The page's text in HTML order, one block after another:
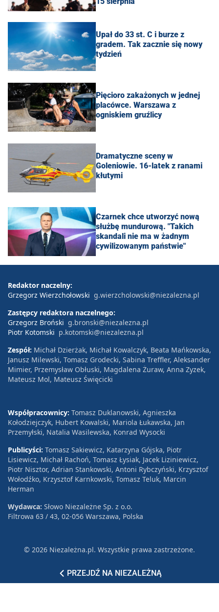
Upał do 33 st. C i burze z
gradem. Tak zacznie się nowy
tydzień
Pięcioro zakażonych w jednej
placówce. Warszawa z
ogniskiem gruźlicy
Dramatyczne sceny w
Goleniowie. 16-latek z ranami
kłutymi
Czarnek chce utworzyć nową
służbę mundurową. "Takich
skandali nie ma w żadnym
cywilizowanym państwie"
PRZEJDŹ NA NIEZALEŻNĄ
Redaktor naczelny:
Grzegorz Wierzchołowski g.wierzcholowski@niezalezna.pl
Zastępcy redaktora naczelnego:
Grzegorz Broński g.bronski@niezalezna.pl
Piotr Kotomski p.kotomski@niezalezna.pl
Zespół: Michał Dzierżak, Michał Kowalczyk, Beata Mańkowska,
Janusz Milewski, Tomasz Grodecki, Sabina Treffler, Aleksander
Mimier, Przemysław Obłuski, Magdalena Żuraw, Anna Zyzek,
Mateusz Mol, Mateusz Święcicki
Współpracownicy: Tomasz Duklanowski, Agnieszka
Kołodziejczyk, Hubert Kowalski, Mariola Łukawska, Jan
Przemyłski, Natalia Wasilewska, Konrad Wysocki
Publicyści: Tomasz Sakiewicz, Katarzyna Gójska, Piotr
Lisiewicz, Michał Rachoń, Tomasz Łysiak, Jacek Liziniewicz,
Piotr Nisztor, Adrian Stankowski, Antoni Rybczyński, Krzysztof
Wołodźko, Krzysztof Karnkowski, Tomasz Teluk, Marcin
Herman
Wydawca: Słowo Niezależne Sp. z o.o.
Filtrowa 63 / 43, 02-056 Warszawa, Polska
© 2026 Niezależna.pl. Wszystkie prawa zastrzeżone.
Reklama Polityka prywatności